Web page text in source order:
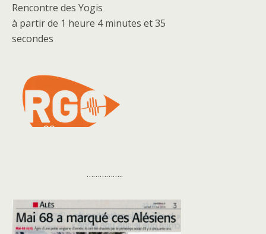
Rencontre des Yogis
à partir de 1 heure 4 minutes et 35
secondes
……………..